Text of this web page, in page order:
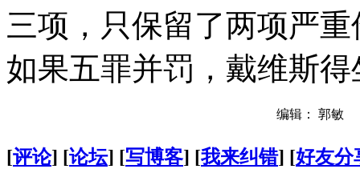
三项，只保留了两项严
如果五罪并罚，戴维斯得
编辑： 郭敏
[评论] [论坛] [写博客] [我来纠错] [好友分